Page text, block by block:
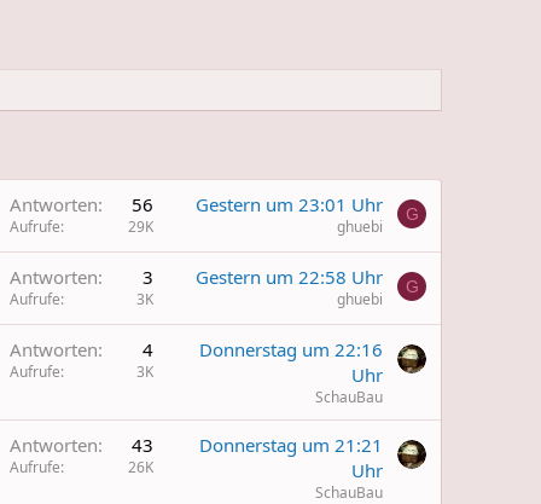
Antworten 56
Aufrufe 29K
Gestern um 23:01 Uhr
ghuebi
G
Antworten 3
Aufrufe 3K
Gestern um 22:58 Uhr
ghuebi
G
Antworten 4
Aufrufe 3K
Donnerstag um 22:16
Uhr
SchauBau
Antworten 43
Aufrufe 26K
Donnerstag um 21:21
Uhr
SchauBau